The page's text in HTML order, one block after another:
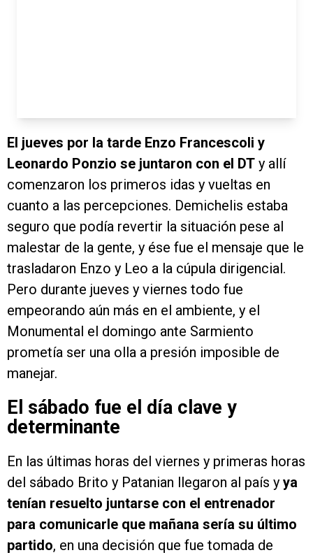
El jueves por la tarde Enzo Francescoli y
Leonardo Ponzio se juntaron con el DT y allí
comenzaron los primeros idas y vueltas en
cuanto a las percepciones. Demichelis estaba
seguro que podía revertir la situación pese al
malestar de la gente, y ése fue el mensaje que le
trasladaron Enzo y Leo a la cúpula dirigencial.
Pero durante jueves y viernes todo fue
empeorando aún más en el ambiente, y el
Monumental el domingo ante Sarmiento
prometía ser una olla a presión imposible de
manejar.
El sábado fue el día clave y
determinante
En las últimas horas del viernes y primeras horas
del sábado Brito y Patanian llegaron al país y ya
tenían resuelto juntarse con el entrenador
para comunicarle que mañana sería su último
partido, en una decisión que fue tomada de